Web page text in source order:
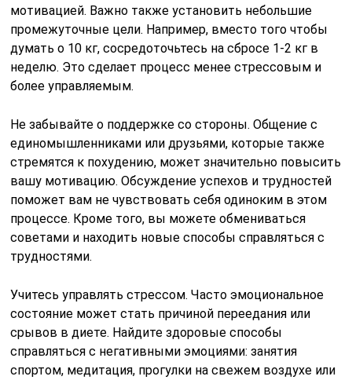
мотивацией. Важно также установить небольшие
промежуточные цели. Например, вместо того чтобы
думать о 10 кг, сосредоточьтесь на сбросе 1-2 кг в
неделю. Это сделает процесс менее стрессовым и
более управляемым.
Не забывайте о поддержке со стороны. Общение с
единомышленниками или друзьями, которые также
стремятся к похудению, может значительно повысить
вашу мотивацию. Обсуждение успехов и трудностей
поможет вам не чувствовать себя одиноким в этом
процессе. Кроме того, вы можете обмениваться
советами и находить новые способы справляться с
трудностями.
Учитесь управлять стрессом. Часто эмоциональное
состояние может стать причиной переедания или
срывов в диете. Найдите здоровые способы
справляться с негативными эмоциями: занятия
спортом, медитация, прогулки на свежем воздухе или